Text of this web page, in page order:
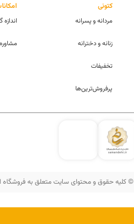
کتونی
مردانه و پسرانه
زنانه و دخترانه
تخفیفات
پرفروش‌ترین‌ها
اندازه
© کلیه حقوق و محتوای سایت متعلق به فروشگاه